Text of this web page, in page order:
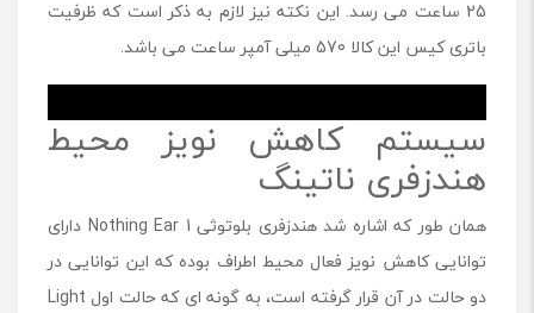
25 ساعت می رسد. این نکته نیز لازم به ذکر است که ظرفیت
باتری کیس این کالا 570 میلی آمپر ساعت می باشد.
سیستم کاهش نویز محیط
هندزفری ناتینگ
همان طور که اشاره شد هندزفری بلوتوثی Nothing Ear 1 دارای
توانایی کاهش نویز فعال محیط اطراف بوده که این توانایی در
دو حالت در آن قرار گرفته است، به گونه ای که حالت اول Light